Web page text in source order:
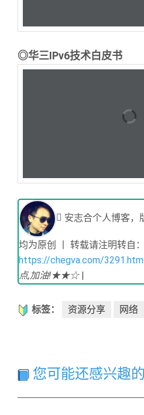
◎华三IPv6技术白皮书
安志合个人博客，
均为原创 丨 转载请注明转自：
https://chegva.com/
点,加油!★★☆|
标签： 资源分享 网络
您可能还感兴趣的